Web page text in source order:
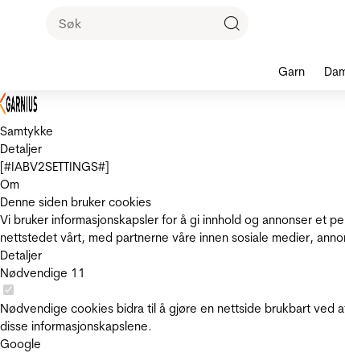
Samtykke
Detaljer
[#IABV2SETTINGS#]
Om
Denne siden bruker cookies
Vi bruker informasjonskapsler for å gi innhold og annonser et
nettstedet vårt, med partnerne våre innen sosiale medier,
Detaljer
Nødvendige 11
Nødvendige cookies bidra til å gjøre en nettside brukbart ved
disse informasjonskapslene.
Google
Garn